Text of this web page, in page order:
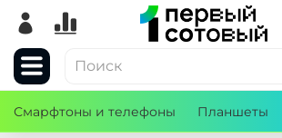
Смарфтоны и телефоны Планшеты